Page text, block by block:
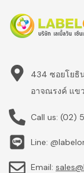
434 ซอยโยธิ
อาจณรงค์ แข
Call us: (02)
Line:
Email: